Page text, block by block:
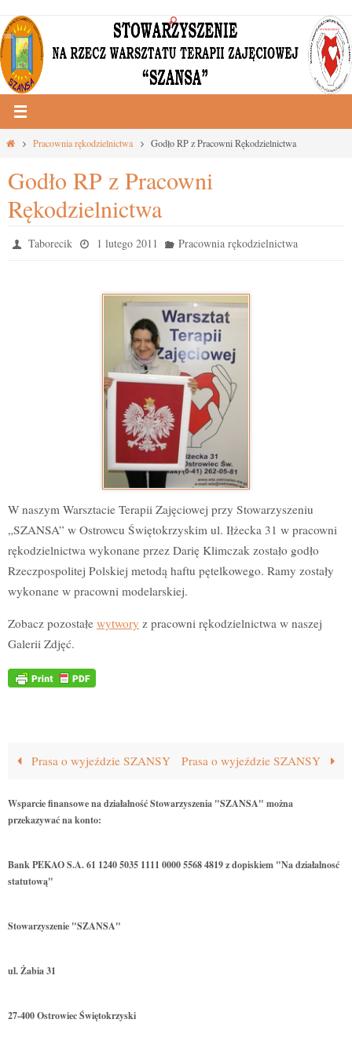
Przejdź
do
treści
StronaPracownia rękodzielnictwa Godło RP z Pracowni Rękodzielnictwa
Godło RP z Pracowni
Rękodzielnictwa
Taborecik 1 lutego 2011 Pracownia rękodzielnictwa
W naszym Warsztacie Terapii Zajęciowej przy Stowarzyszeniu
„SZANSA” w Ostrowcu Świętokrzyskim ul. Iłżecka 31 w pracowni
rękodzielnictwa wykonane przez Darię Klimczak zostało godło
Rzeczpospolitej Polskiej metodą haftu pętelkowego. Ramy zostały
wykonane w pracowni modelarskiej.
Zobacz pozostałe wytwory z pracowni rękodzielnictwa w naszej
Galerii Zdjęć.
Prasa o wyjeździe SZANSY Prasa o wyjeździe SZANSY
Wsparcie finansowe na działalność Stowarzyszenia "SZANSA" można
przekazywać na konto:
Bank PEKAO S.A. 61 1240 5035 1111 0000 5568 4819 z dopiskiem "Na działalnosć
statutową"
Stowarzyszenie "SZANSA"
ul. Żabia 31
27-400 Ostrowiec Świętokrzyski